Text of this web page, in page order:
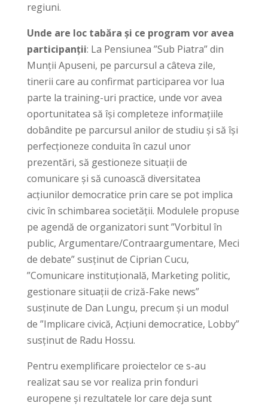
regiuni.
Unde are loc tabăra și ce program vor avea
participanții: La Pensiunea ”Sub Piatra” din
Munții Apuseni, pe parcursul a câteva zile,
tinerii care au confirmat participarea vor lua
parte la training-uri practice, unde vor avea
oportunitatea să își completeze informațiile
dobândite pe parcursul anilor de studiu și să își
perfecționeze conduita în cazul unor
prezentări, să gestioneze situații de
comunicare și să cunoască diversitatea
acțiunilor democratice prin care se pot implica
civic în schimbarea societății. Modulele propuse
pe agendă de organizatori sunt ”Vorbitul în
public, Argumentare/Contraargumentare, Meci
de debate” susținut de Ciprian Cucu,
”Comunicare instituțională, Marketing politic,
gestionare situații de criză-Fake news”
susținute de Dan Lungu, precum și un modul
de ”Implicare civică, Acțiuni democratice, Lobby”
susținut de Radu Hossu.
Pentru exemplificare proiectelor ce s-au
realizat sau se vor realiza prin fonduri
europene și rezultatele lor care deja sunt